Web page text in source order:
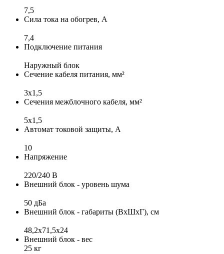
7,5
Сила тока на обогрев, А
7,4
Подключение питания
Наружный блок
Сечение кабеля питания, мм²
3x1,5
Сечения межблочного кабеля, мм²
5x1,5
Автомат токовой защиты, А
10
Напряжение
220/240 B
Внешний блок - уровень шума
50 дБа
Внешний блок - габариты (ВхШхГ), см
48,2х71,5х24
Внешний блок - вес
25 кг